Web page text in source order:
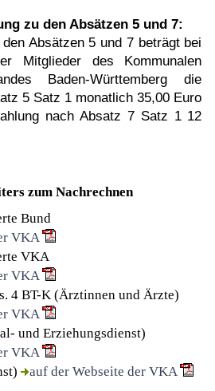
zu den Absätzen 5 und 7:
Absätzen 5 und 7 beträgt bei
Mitglieder des Kommunalen
Baden-Württemberg die
5 Satz 1 monatlich 35,00 Euro
nach Absatz 7 Satz 1 12
zum Nachrechnen
Bund
VKA
VKA
VKA
4 BT-K (Ärztinnen und Ärzte)
VKA
und Erziehungsdienst)
VKA
auf der Webseite der VKA